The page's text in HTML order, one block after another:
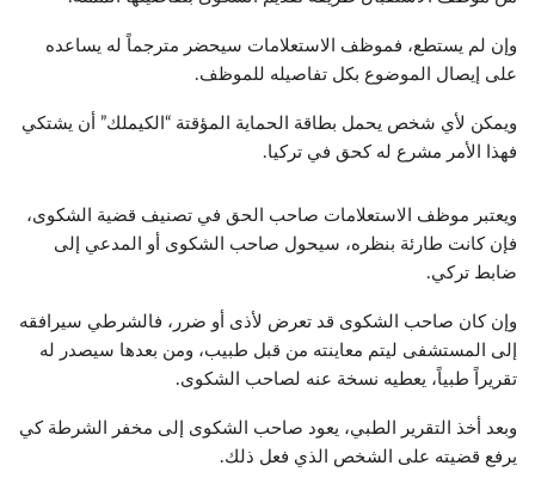
وإن لم يستطع، فموظف الاستعلامات سيحضر مترجماً له يساعده
على إيصال الموضوع بكل تفاصيله للموظف.
ويمكن لأي شخص يحمل بطاقة الحماية المؤقتة “الكيملك” أن يشتكي
فهذا الأمر مشرع له كحق في تركيا.
ويعتبر موظف الاستعلامات صاحب الحق في تصنيف قضية الشكوى،
فإن كانت طارئة بنظره، سيحول صاحب الشكوى أو المدعي إلى
ضابط تركي.
وإن كان صاحب الشكوى قد تعرض لأذى أو ضرر، فالشرطي سيرافقه
إلى المستشفى ليتم معاينته من قبل طبيب، ومن بعدها سيصدر له
تقريراً طبياً، يعطيه نسخة عنه لصاحب الشكوى.
وبعد أخذ التقرير الطبي، يعود صاحب الشكوى إلى مخفر الشرطة كي
يرفع قضيته على الشخص الذي فعل ذلك.